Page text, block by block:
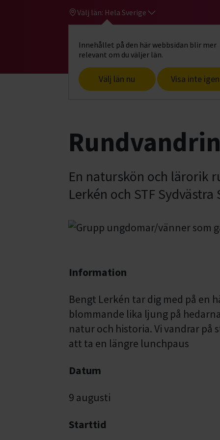
Välj län: Hela Sverige
Innehållet på den här webbsidan blir mer
relevant om du väljer län.
Välj län nu Visa inte igen
Gå till studiefrämjandets startsida
Start Hitta intresse Djur & natur
En naturskön och lärorik
Lerkén och STF Sydvästra
Information
Bengt Lerkén tar dig med på en
blommande lika ljung på
natur och historia. Vi vandrar på
att ta en längre lunchpaus
Datum
9 augusti
Starttid